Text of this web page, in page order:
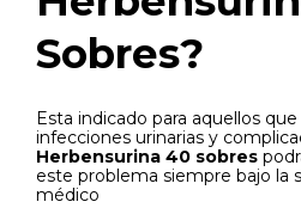
Sobres?
Esta indicado para aquellos
infecciones urinarias y
Herbensurina 40 sobres
este problema siempre bajo la
médico